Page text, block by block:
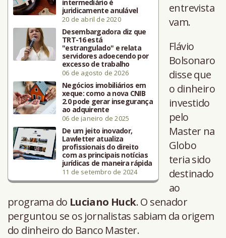
intermediário é
juridicamente anulável
20 de abril de 2020
Desembargadora diz que
TRT-16 está
"estrangulado" e relata
servidores adoecendo por
excesso de trabalho
06 de agosto de 2026
Negócios imobiliários em
xeque: como a nova CNIB
2.0 pode gerar insegurança
ao adquirente
06 de janeiro de 2025
De um jeito inovador,
Lawletter atualiza
profissionais do direito
com as principais notícias
jurídicas de maneira rápida
11 de setembro de 2024
entrevista
vam.
Flávio
Bolsonaro
disse que
o dinheiro
investido
pelo
Master na
Globo
teria sido
destinado
ao
programa do Luciano Huck. O senador
perguntou se os jornalistas sabiam da origem
do dinheiro do Banco Master.